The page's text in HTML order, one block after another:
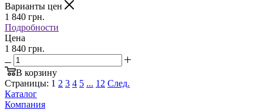
Варианты цен
1 840 грн.
Подробности
Цена
1 840 грн.
В корзину
Страницы: 1 2 3 4 5 ... 12 След.
Каталог
Компания